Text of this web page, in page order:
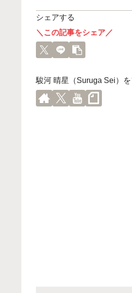
シェアする
＼この記事をシェア／
駿河 晴星（Suruga Sei）